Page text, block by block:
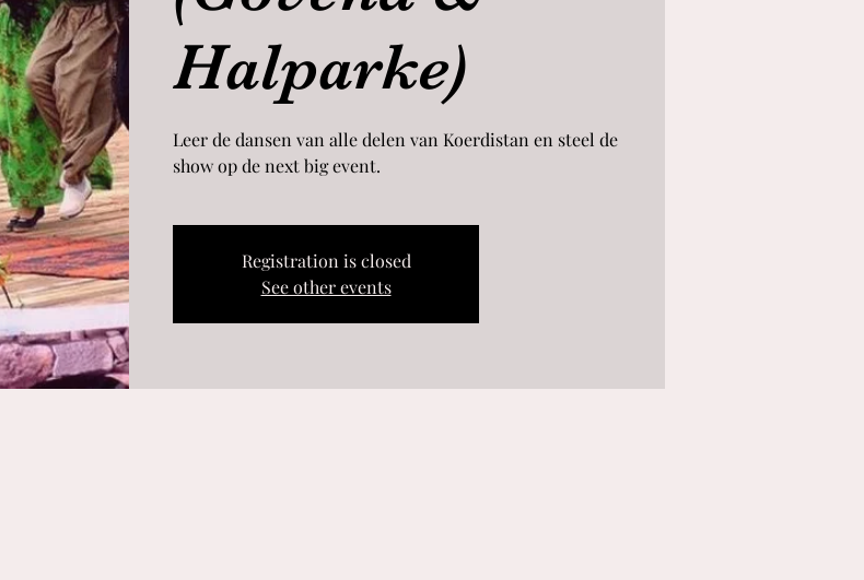
Halparke)
Leer de dansen van alle delen van Koerdistan en steel de
show op de next big event.
Registration is closed
See other events